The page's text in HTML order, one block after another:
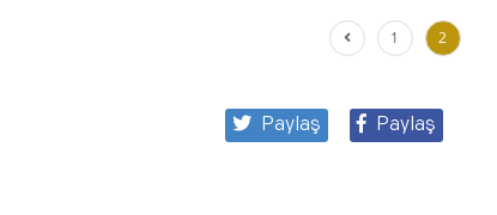
1 2
Paylaş
Paylaş